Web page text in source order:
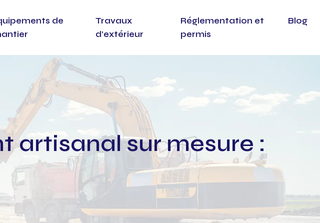
de
Travaux
d’extérieur
Réglementation et
permis
Blog
artisanal sur mesure :